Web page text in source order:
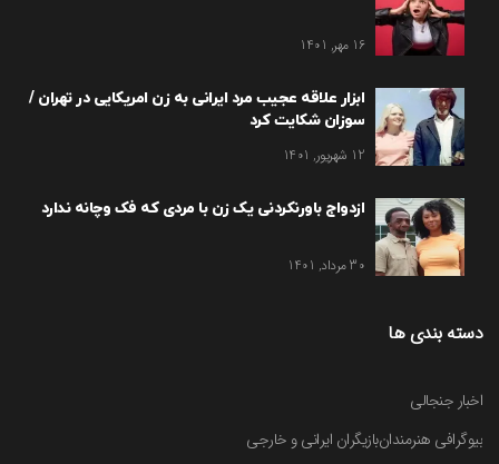
16 مهر, 1401
ابزار علاقه عجیب مرد ایرانی به زن امریکایی در تهران /
سوزان شکایت کرد
12 شهریور, 1401
ازدواج باورنکردنی یک زن با مردی که فک وچانه ندارد
30 مرداد, 1401
دسته بندی ها
اخبار جنجالی
بیوگرافی هنرمندانبازیگران ایرانی و خارجی